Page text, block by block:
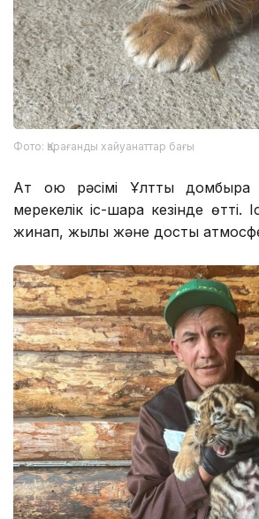
Фото: Қарағанды ​​хайуанаттар бағы
Ат қою рәсімі Ұлттық домбыра
мерекелік іс-шара кезінде өтті.
жинап, жылы және достық